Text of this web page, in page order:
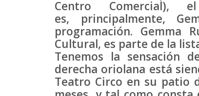
Centro
es, principalmente,
programación. Gemma
Cultural, es parte de la
Tenemos la sensación
derecha oriolana está
Teatro Circo en su patio